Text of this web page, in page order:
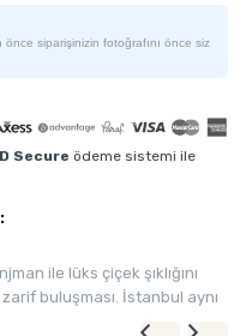
siparişinizin fotoğrafını önce siz
Secure ödeme sistemi ile
ile lüks çiçek şıklığını
buluşması. İstanbul aynı